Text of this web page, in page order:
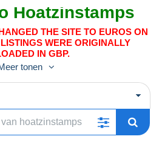
Hoatzinstamps
THE SITE TO EUROS ON
WERE ORIGINALLY
IN GBP.
ARE STERLING EQUIVALENT
PRICES ARE NOW IN EUROS
ON EACH LISTING.
tonen